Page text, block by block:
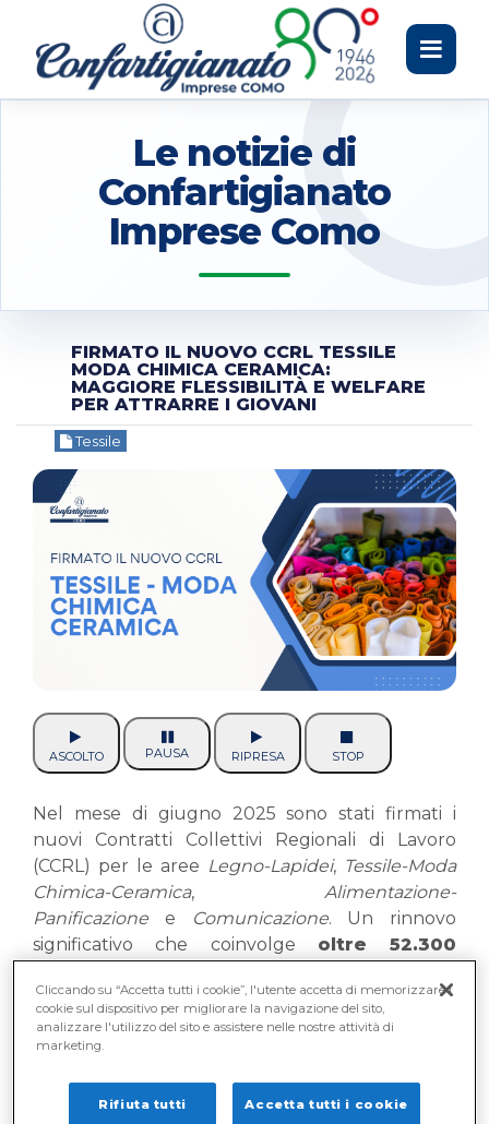
Toggle
Le notizie di
Confartigianato
Imprese Como
FIRMATO IL NUOVO CCRL TESSILE
MODA CHIMICA CERAMICA:
MAGGIORE FLESSIBILITÀ E WELFARE
PER ATTRARRE I GIOVANI
Tessile
ASCOLTO PAUSA RIPRESA STOP
Nel mese di giugno 2025 sono stati firmati i
nuovi Contratti Collettivi Regionali di Lavoro
(CCRL) per le aree Legno-Lapidei, Tessile-Moda
Chimica-Ceramica, Alimentazione-
Panificazione e Comunicazione. Un rinnovo
significativo che coinvolge oltre 52.300
lombardee che rappresenta un’importante
novità nell’evoluzione delle relazioni industriali
del settore.
Questi accordi non si limitano a regolare diritti e
doveri,ma introducono strumenti di
Cliccando su “Accetta tutti i cookie”, l'utente accetta di memorizzare i
cookie sul dispositivo per migliorare la navigazione del sito,
analizzare l'utilizzo del sito e assistere nelle nostre attività di
marketing.
Rifiuta tutti Accetta tutti i cookie